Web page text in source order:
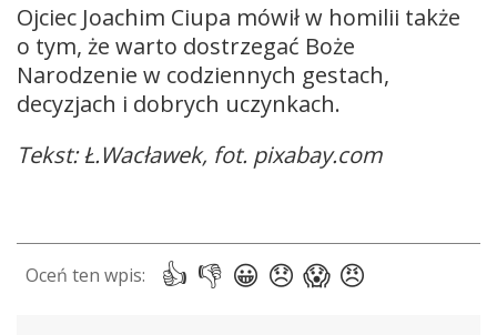
Ojciec Joachim Ciupa mówił w homilii także
o tym, że warto dostrzegać Boże
Narodzenie w codziennych gestach,
decyzjach i dobrych uczynkach.
Tekst: Ł.Wacławek, fot. pixabay.com